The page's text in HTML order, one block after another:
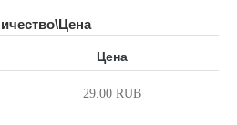
Цена
29.00 RUB